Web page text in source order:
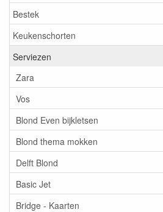
Bestek
Keukenschorten
Serviezen
Zara
Vos
Blond Even bijkletsen
Blond thema mokken
Delft Blond
Basic Jet
Bridge - Kaarten